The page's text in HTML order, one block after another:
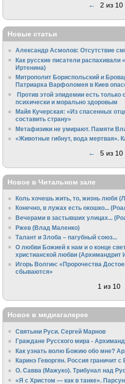
← 2 из 10
Новые статьи
Александр Асмолов: Отсутствие
Как русские писатели распахивали
Иртенина)
Митрополит Бориспольский и
Патриарха Варфоломея в Киев
Против этой эпидемии есть только
психически и морально здоровым
Майя Кучерская: «Из спасенных
составить страну»
Метафизики не умирают. Памяти
«Животные гибнут, вода мертвая».
← 5 из 10
Новое в Читальном зале
Коль хочешь жить, то, жизнь любя
Конечно, в лужах есть окошко...
Вечерами в застывших улицах...
Ржев (Влад Маленко)
Талант и Злоба – пагубный союз...
О любви Божией к нам и о конце
христианской любви (Архимандрит
Игорь Волгин: «Пророчества
сбываются»
1 из 10
Новое в медиагалерее
Святыни Руси. Сергей Марнов
Граждане Русского мира -
Как узнать волю Божию обо мне?
Каринэ Геворгян. Россия граничит с
О. Савва (Мажуко). Трибунал над
«Я с Христом — как в танке».